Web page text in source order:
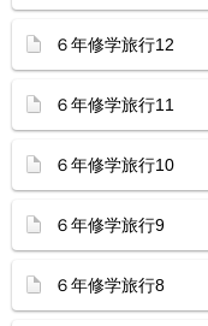
６年修学旅行12
６年修学旅行11
６年修学旅行10
６年修学旅行9
６年修学旅行8